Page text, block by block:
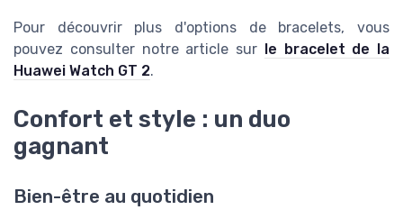
Pour découvrir plus d'options de bracelets, vous
pouvez consulter notre article sur le bracelet de la
Huawei Watch GT 2.
Confort et style : un duo
gagnant
Bien-être au quotidien